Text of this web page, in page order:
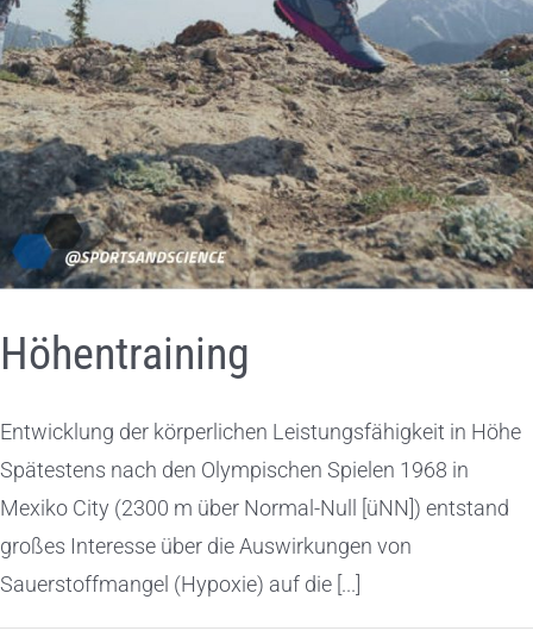
Höhentraining
Entwicklung der körperlichen Leistungsfähigkeit in Höhe
Spätestens nach den Olympischen Spielen 1968 in
Mexiko City (2300 m über Normal-Null [üNN]) entstand
großes Interesse über die Auswirkungen von
Sauerstoffmangel (Hypoxie) auf die [...]